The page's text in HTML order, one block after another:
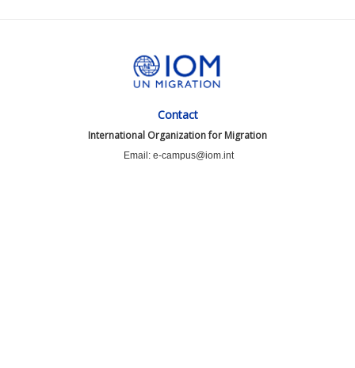
Contact
International Organization for Migration
Email: e-campus@iom.int